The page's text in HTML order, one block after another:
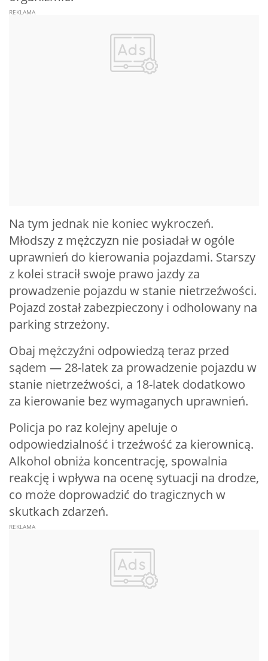
Na tym jednak nie koniec wykroczeń.
Młodszy z mężczyzn nie posiadał w ogóle
uprawnień do kierowania pojazdami. Starszy
z kolei stracił swoje prawo jazdy za
prowadzenie pojazdu w stanie nietrzeźwości.
Pojazd został zabezpieczony i odholowany na
parking strzeżony.
Obaj mężczyźni odpowiedzą teraz przed
sądem — 28-latek za prowadzenie pojazdu w
stanie nietrzeźwości, a 18-latek dodatkowo
za kierowanie bez wymaganych uprawnień.
Policja po raz kolejny apeluje o
odpowiedzialność i trzeźwość za kierownicą.
Alkohol obniża koncentrację, spowalnia
reakcję i wpływa na ocenę sytuacji na drodze,
co może doprowadzić do tragicznych w
skutkach zdarzeń.